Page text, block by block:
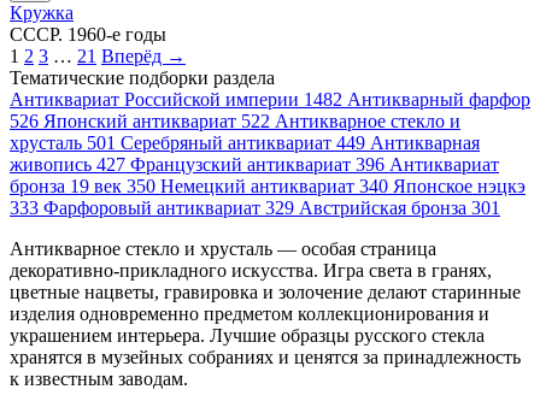
Кружка
СССР. 1960-е годы
1 2 3 … 21 Вперёд →
Тематические подборки раздела
Антиквариат Российской империи 1482 Антикварный фарфор
526 Японский антиквариат 522 Антикварное стекло и
хрусталь 501 Серебряный антиквариат 449 Антикварная
живопись 427 Французский антиквариат 396 Антиквариат
бронза 19 век 350 Немецкий антиквариат 340 Японское нэцкэ
333 Фарфоровый антиквариат 329 Австрийская бронза 301
Антикварное стекло и хрусталь — особая страница
декоративно-прикладного искусства. Игра света в гранях,
цветные нацветы, гравировка и золочение делают старинные
изделия одновременно предметом коллекционирования и
украшением интерьера. Лучшие образцы русского стекла
хранятся в музейных собраниях и ценятся за принадлежность
к известным заводам.